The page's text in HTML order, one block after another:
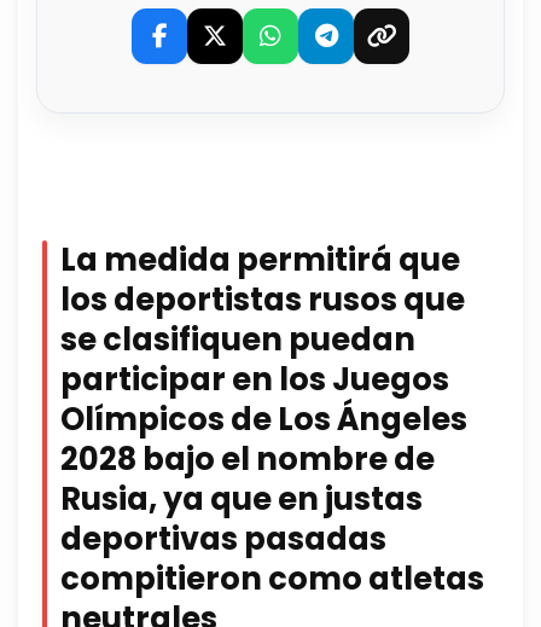
La medida permitirá que
los deportistas rusos que
se clasifiquen puedan
participar en los Juegos
Olímpicos de Los Ángeles
2028 bajo el nombre de
Rusia, ya que en justas
deportivas pasadas
compitieron como atletas